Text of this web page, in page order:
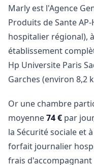
Marly est l'Agence
Produits de Sante
hospitalier régional),
établissement
Hp Universite Paris
Garches (environ 8,2
Or une chambre
moyenne74 € par
la Sécurité sociale et
forfait journalier
frais